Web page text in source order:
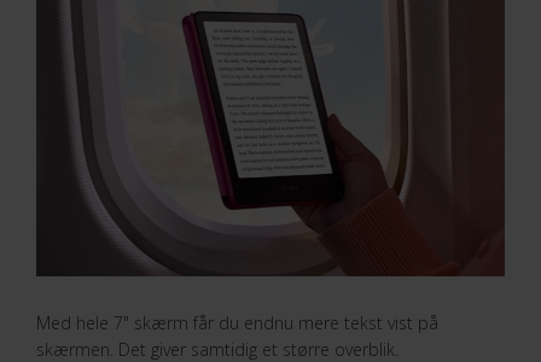
Med hele 7" skærm får du endnu mere tekst vist på
skærmen. Det giver samtidig et større overblik.